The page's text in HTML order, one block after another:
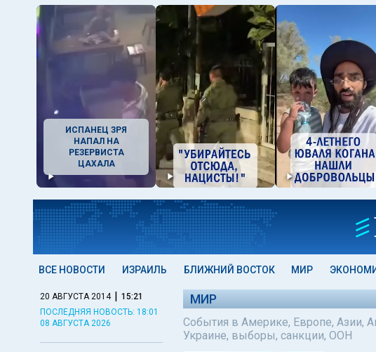
ИСПАНЕЦ ЗРЯ
НАПАЛ НА
РЕЗЕРВИСТА
ЦАХАЛА
ВСЕ НОВОСТИ ИЗРАИЛЬ БЛИЖНИЙ ВОСТОК МИР
20 АВГУСТА 2014 | 15:21
ПОСЛЕДНЯЯ НОВОСТЬ: 18:01
08 АВГУСТА 2026
МИР
События в Америке, Европе, Азии,
Украине, выборы, санкции, ООН